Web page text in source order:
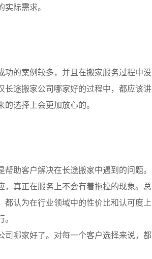
际需求。
的案例较多，并且在搬家服务过程中没
途搬家公司哪家好的过程中，都应该讲
选择上会更加放心的。
助客户解决在长途搬家中遇到的问题。
真正在服务上不会有着拖拉的现象。总
认为在行业领域中的性价比和认可度上
哪家好了。对每一个客户选择来说，都